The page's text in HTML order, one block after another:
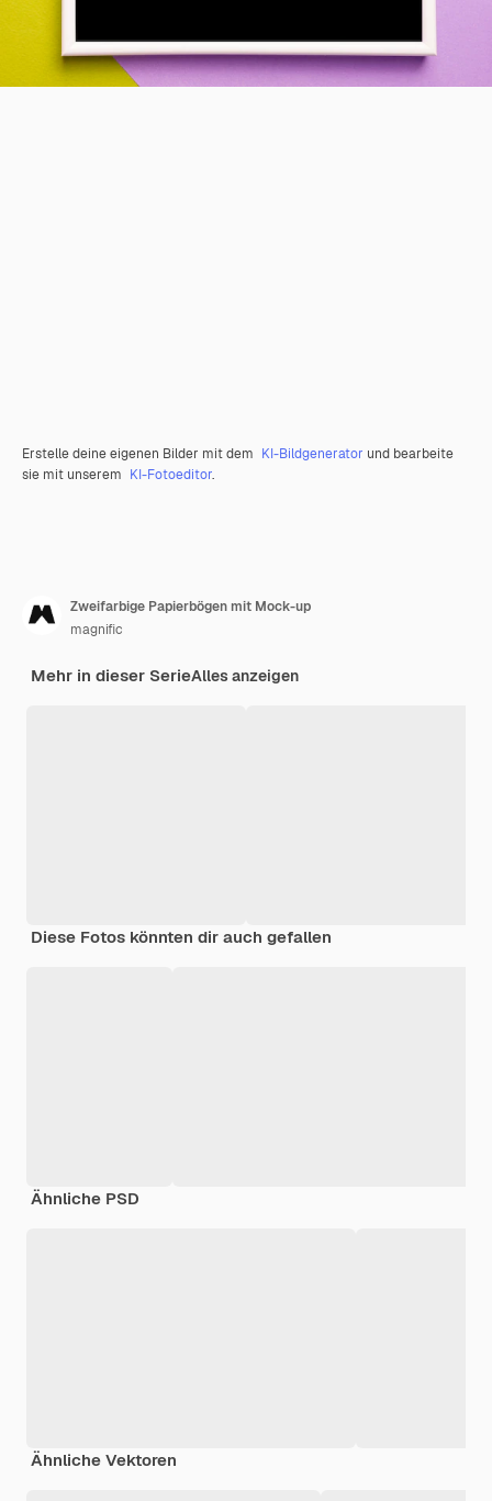
Erstelle deine eigenen Bilder mit dem KI-Bildgenerator und bearbeite
sie mit unserem KI-Fotoeditor.
Zweifarbige Papierbögen mit Mock-up
magnific
Mehr in dieser SerieAlles anzeigen
Diese Fotos könnten dir auch gefallen
Ähnliche PSD
Ähnliche Vektoren